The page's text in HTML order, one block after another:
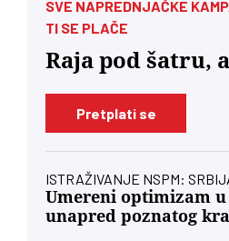
SVE NAPREDNJAČKE
TI SE PLAČE
Raja pod šatru,
Pretplati se
ISTRAŽIVANJE NSPM:
Umereni optimizam
unapred poznatog